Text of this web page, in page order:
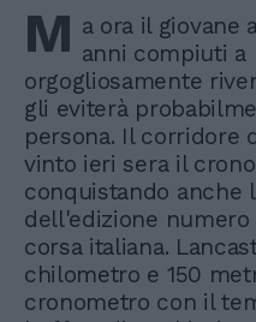
M a ora il giovane
anni compiuti a
orgogliosamente
gli eviterà
persona. Il corridore
vinto ieri sera il
conquistando anche
dell'edizione
corsa italiana.
chilometro e 150
cronometro con il